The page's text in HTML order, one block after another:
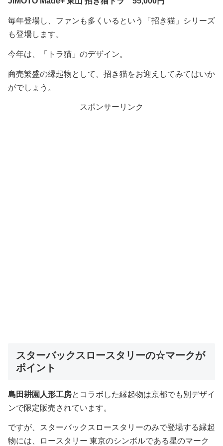
毎年登場し、ファンも多くいるという「招き猫」シリーズ
も登場します。
今年は、「トラ猫」のデザイン。
商売繁盛の縁起物として、招き猫をお迎えしてみてはいか
がでしょう。
スポンサーリンク
スターバックスロースタリーの☆マークが
ポイント
島田耕園人形工房とコラボした縁起物は京都でも別デザイ
ンで限定販売されています。
ですが、スターバックスロースタリーのみで登場する縁起
物には、ロースタリー 東京のシンボルである星のマーク